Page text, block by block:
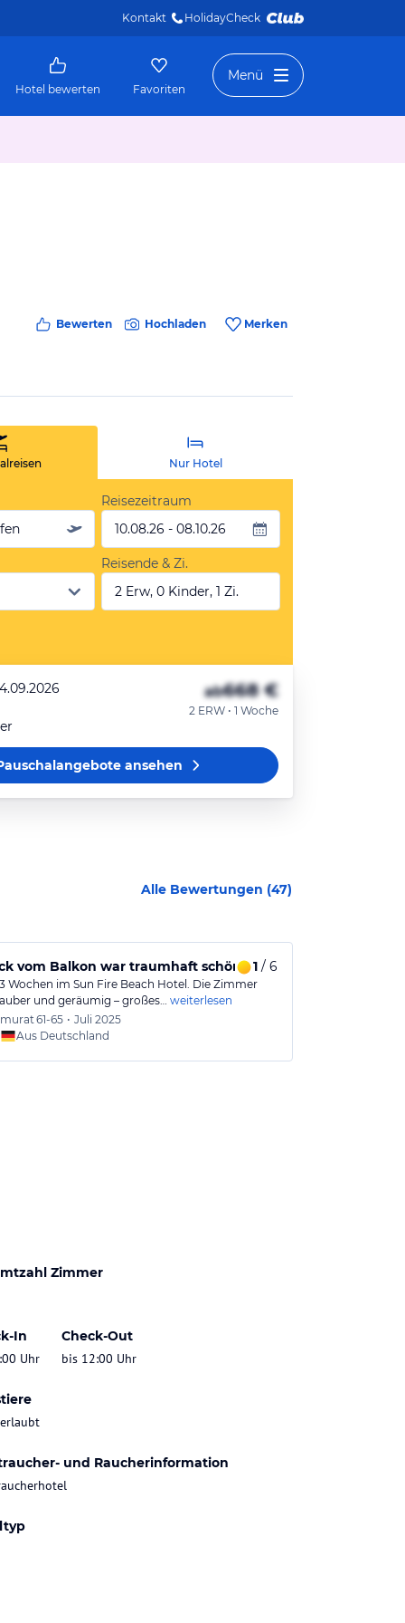
Kontakt HolidayCheck
Hotel bewerten Favoriten
Menü
Bewerten Hochladen Merken
Nur Hotel
Reisezeitraum
10.08.26 - 08.10.26
Reisende & Zi.
2 Erw, 0 Kinder, 1 Zi.
ab668 €
2 ERW • 1 Woche
ansehen
Alle Bewertungen (47)
vom Balkon war traumhaft schön. 1/ 6
Wochen im Sun Fire Beach Hotel. Die Zimmer
und geräumig – großes… weiterlesen
murat61-65 • Juli 2025
Aus Deutschland
Zimmer
In
Uhr
Check-Out
bis 12:00 Uhr
und Raucherinformation